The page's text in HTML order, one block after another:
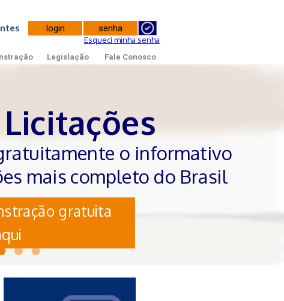
Esqueci minha senha
Legislação Fale Conosco
o informativo
mais completo do Brasil
gratuita